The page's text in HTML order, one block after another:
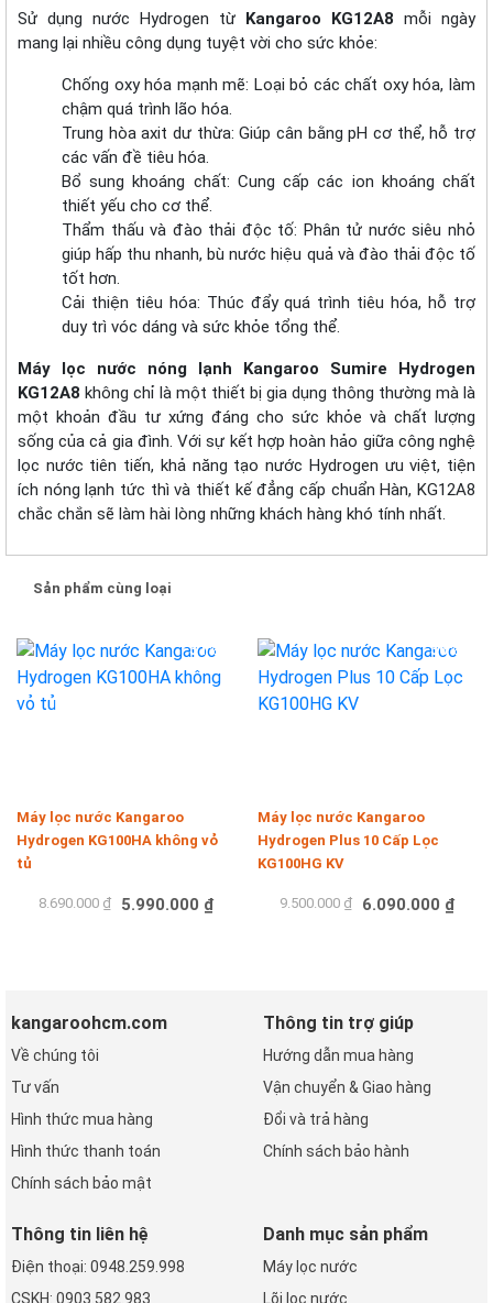
Sử dụng nước Hydrogen từ Kangaroo KG12A8 mỗi ngày
mang lại nhiều công dụng tuyệt vời cho sức khỏe:
Chống oxy hóa mạnh mẽ: Loại bỏ các chất oxy hóa, làm
chậm quá trình lão hóa.
Trung hòa axit dư thừa: Giúp cân bằng pH cơ thể, hỗ trợ
các vấn đề tiêu hóa.
Bổ sung khoáng chất: Cung cấp các ion khoáng chất
thiết yếu cho cơ thể.
Thẩm thấu và đào thải độc tố: Phân tử nước siêu nhỏ
giúp hấp thu nhanh, bù nước hiệu quả và đào thải độc tố
tốt hơn.
Cải thiện tiêu hóa: Thúc đẩy quá trình tiêu hóa, hỗ trợ
duy trì vóc dáng và sức khỏe tổng thể.
Máy lọc nước nóng lạnh Kangaroo Sumire Hydrogen
KG12A8 không chỉ là một thiết bị gia dụng thông thường mà là
một khoản đầu tư xứng đáng cho sức khỏe và chất lượng
sống của cả gia đình. Với sự kết hợp hoàn hảo giữa công nghệ
lọc nước tiên tiến, khả năng tạo nước Hydrogen ưu việt, tiện
ích nóng lạnh tức thì và thiết kế đẳng cấp chuẩn Hàn, KG12A8
chắc chắn sẽ làm hài lòng những khách hàng khó tính nhất.
Sản phẩm cùng loại
-31%
Máy lọc nước Kangaroo
Hydrogen KG100HA không vỏ
tủ
8.690.000 ₫ 5.990.000 ₫
-36%
Máy lọc nước Kangaroo
Hydrogen Plus 10 Cấp Lọc
KG100HG KV
9.500.000 ₫ 6.090.000 ₫
kangaroohcm.com
Về chúng tôi
Tư vấn
Hình thức mua hàng
Hình thức thanh toán
Chính sách bảo mật
Thông tin trợ giúp
Hướng dẫn mua hàng
Vận chuyển & Giao hàng
Đổi và trả hàng
Chính sách bảo hành
Thông tin liên hệ
Điện thoại: 0948.259.998
CSKH: 0903.582.983
Danh mục sản phẩm
Máy lọc nước
Lõi lọc nước